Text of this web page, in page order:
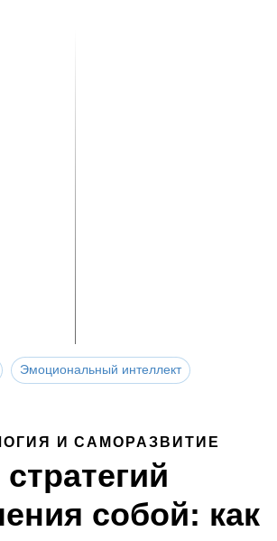
Эмоциональный интеллект
И САМОРАЗВИТИЕ
стратегий
собой: как